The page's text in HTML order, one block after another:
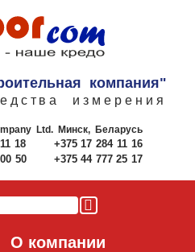
компания"
измерения
Ltd.Минск, Беларусь
18
+375 17 284 11 16
50 +375 44 777 25 17
О компании